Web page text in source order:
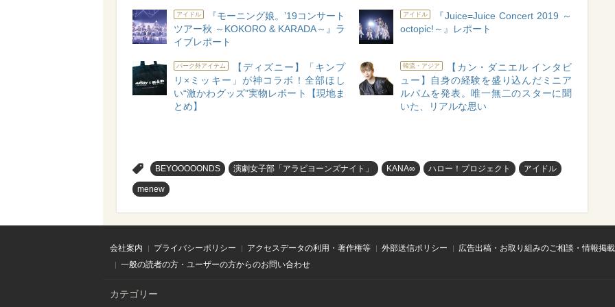
アイドル
『モーニング娘。’19コンサート
ツアー秋 ～KOKORO & KARADA～』ラ
イブレポート
アイドル
『Juice=Juice Concert 2019 ～
octopic!～』レポート
パーク外アイテム
【ディズニー】「キンプ
リ×ミッキー」が神コラボ！全部ほし
い“激かわグッズ”実物レポート【現地ま
とめ】
韓流・アジア
【カン・ダニエル インタビ
ュー】自身の経験を盛り込んだミニア
ルバムを発表。唯一無二のスターに聞
いた、リアルな思い
BEYOOOOONDS 演劇女子部「アラビヨーンズナイト」 KANA∞ ハロー！プロジェクト アイドル
menew
会社案内 プライバシーポリシー アクセスデータの利用・著作権等 外部送信ポリシー
広告出稿・お取り組みのご相談・情報掲
一般の読者の方・ユーザーの方からのお問い合わせ
カテゴリー